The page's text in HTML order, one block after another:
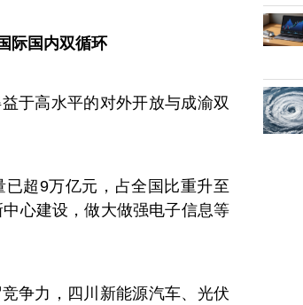
际国内双循环
于高水平的对外开放与成渝双
超9万亿元，占全国比重升至
心建设，做大做强电子信息等
争力，四川新能源汽车、光伏